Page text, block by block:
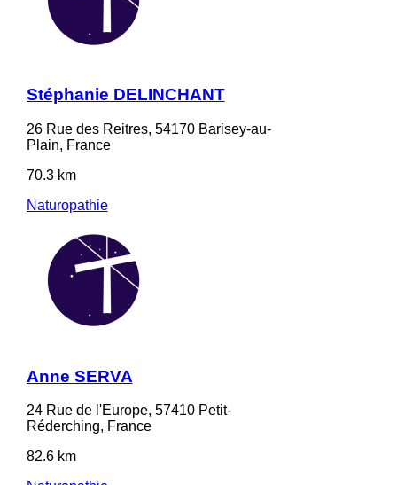
Stéphanie DELINCHANT
26 Rue des Reitres, 54170 Barisey-au-
Plain, France
70.3 km
Naturopathie
Anne SERVA
24 Rue de l'Europe, 57410 Petit-
Réderching, France
82.6 km